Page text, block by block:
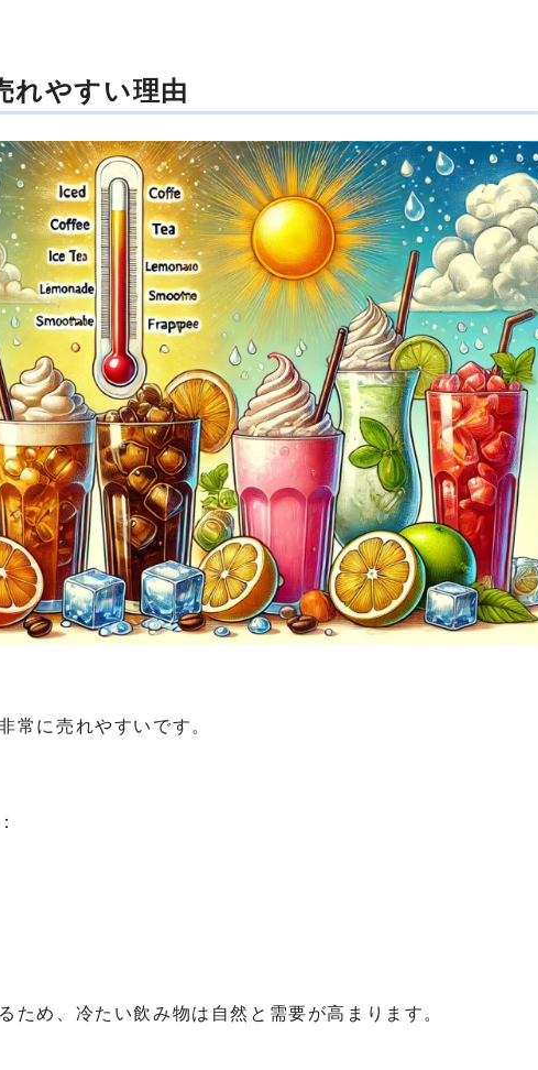
れやすい理由
常に売れやすいです。
め、冷たい飲み物は自然と需要が高まります。